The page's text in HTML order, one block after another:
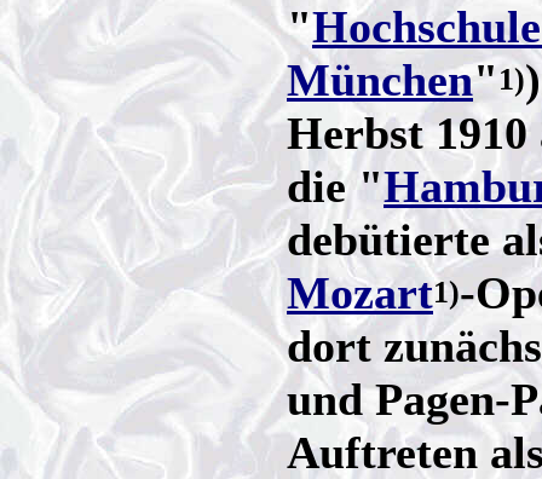
"
München" 1)
Herbst 1910
die "
debütierte
Mozart1)-
dort
und Pagen-
Auftreten